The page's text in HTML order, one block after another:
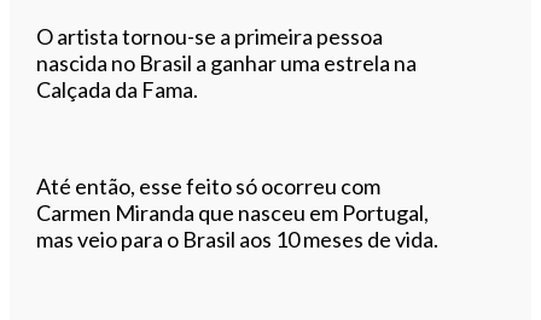
O artista tornou-se a primeira pessoa
nascida no Brasil a ganhar uma estrela na
Calçada da Fama.
Até então, esse feito só ocorreu com
Carmen Miranda que nasceu em Portugal,
mas veio para o Brasil aos 10 meses de vida.